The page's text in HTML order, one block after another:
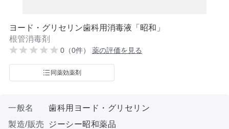
ヨード・グリセリン歯科用消毒液「昭和」
根管消毒剤
0（0件） 薬の評価を見る
同薬効薬剤
一般名
歯科用ヨード・グリセリン
製造/販売
ジーシー昭和薬品